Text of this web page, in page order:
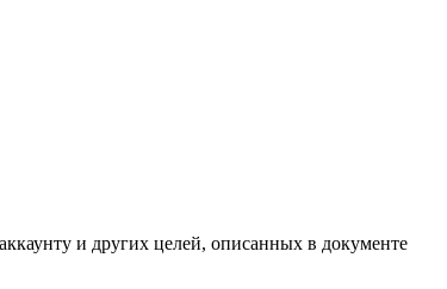
и других целей, описанных в документе